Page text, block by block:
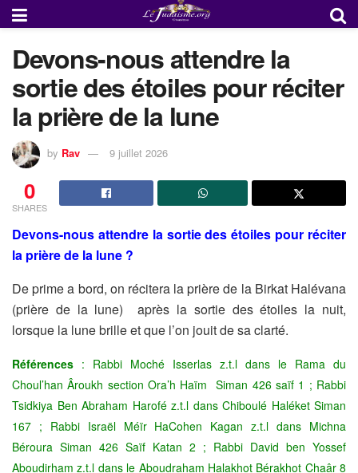
Devons-nous attendre la
sortie des étoiles pour réciter
la prière de la lune
by Rav 9 juillet 2026
0
SHARES
Devons-nous attendre la sortie des étoiles pour réciter
la prière de la lune ?
De prime a bord, on récitera la prière de la Birkat Halévana
(prière de la lune) après la sortie des étoiles la nuit,
lorsque la lune brille et que l’on jouit de sa clarté.
Références : Rabbi Moché Isserlas z.t.l dans le Rama du
Choul’han Âroukh section Ora’h Haïm Siman 426 saïf 1 ; Rabbi
Tsidkiya Ben Abraham Harofé z.t.l dans Chiboulé Haléket Siman
167 ; Rabbi Israël Méïr HaCohen Kagan z.t.l dans Michna
Béroura Siman 426 Saïf Katan 2 ; Rabbi David ben Yossef
Aboudirham z.t.l dans le Aboudraham Halakhot Bérakhot Chaâr 8